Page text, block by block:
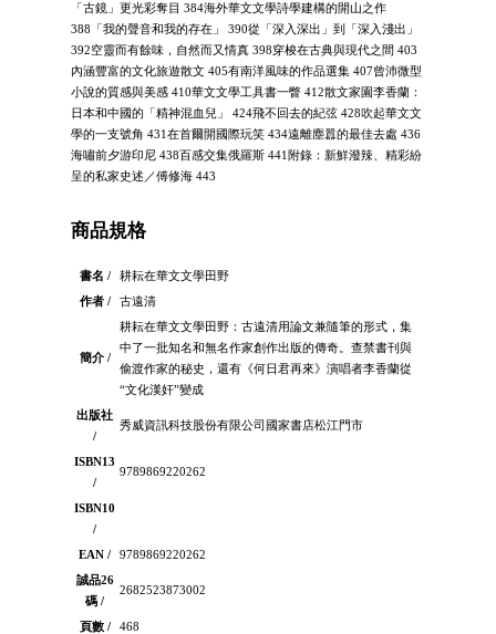
「古鏡」更光彩奪目 384海外華文文學詩學建構的開山之作
388「我的聲音和我的存在」 390從「深入深出」到「深入淺出」
392空靈而有餘味，自然而又情真 398穿梭在古典與現代之間 403
內涵豐富的文化旅遊散文 405有南洋風味的作品選集 407曾沛微型
小說的質感與美感 410華文文學工具書一瞥 412散文家園李香蘭：
日本和中國的「精神混血兒」 424飛不回去的紀弦 428吹起華文文
學的一支號角 431在首爾開國際玩笑 434遠離塵囂的最佳去處 436
海嘯前夕游印尼 438百感交集俄羅斯 441附錄：新鮮潑辣、精彩紛
呈的私家史述／傅修海 443
商品規格
書名 /
耕耘在華文文學田野
作者 /
古遠清
簡介 /
耕耘在華文文學田野：古遠清用論文兼隨筆的形式，集
中了一批知名和無名作家創作出版的傳奇。查禁書刊與
偷渡作家的秘史，還有《何日君再來》演唱者李香蘭從
“文化漢奸”變成
出版社
/
秀威資訊科技股份有限公司國家書店松江門市
ISBN13
/
9789869220262
ISBN10
/
EAN /
9789869220262
誠品26
碼 /
2682523873002
頁數 /
468